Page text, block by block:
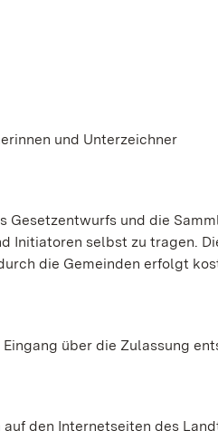
und Unterzeichner
Gesetzentwurfs und die
Initiatoren selbst zu tragen.
die Gemeinden erfolgt
über die Zulassung
den Internetseiten des